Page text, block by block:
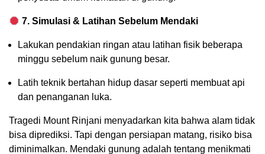
7. Simulasi & Latihan Sebelum Mendaki
Lakukan pendakian ringan atau latihan fisik beberapa
minggu sebelum naik gunung besar.
Latih teknik bertahan hidup dasar seperti membuat api
dan penanganan luka.
Tragedi Mount Rinjani menyadarkan kita bahwa alam tidak
bisa diprediksi. Tapi dengan persiapan matang, risiko bisa
diminimalkan. Mendaki gunung adalah tentang menikmati